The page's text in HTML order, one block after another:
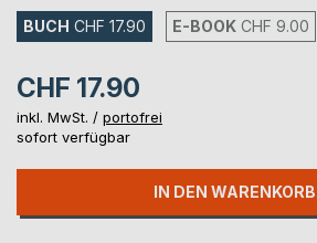
BUCH CHF 17.90 E-BOOK CHF 9.00
CHF 17.90
inkl. MwSt. / portofrei
sofort verfügbar
IN DEN WARENKORB